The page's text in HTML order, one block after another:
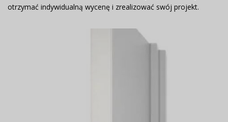
otrzymać indywidualną wycenę i zrealizować swój projekt.